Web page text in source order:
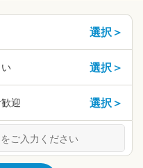
選択＞
選択＞
迎 選択＞